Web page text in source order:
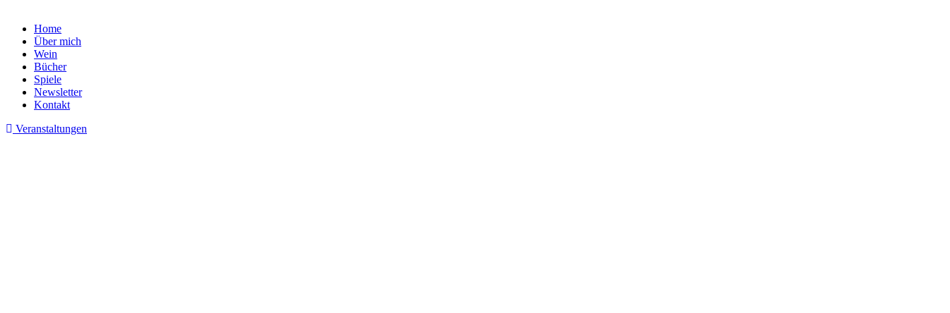
Home
Über mich
Wein
Bücher
Spiele
Newsletter
Kontakt
Veranstaltungen